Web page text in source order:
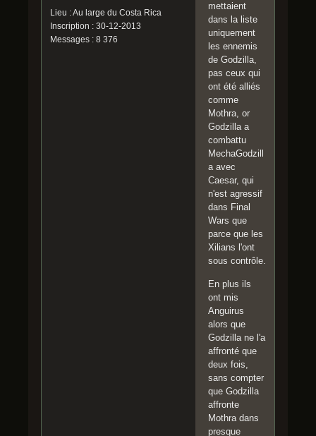
Lieu : Au large du Costa Rica
Inscription : 30-12-2013
Messages : 8 376
mettaient
dans la liste
uniquement
les ennemis
de Godzilla,
pas ceux qui
ont été alliés
comme
Mothra, or
Godzilla a
combattu
MechaGodzill
a avec
Caesar, qui
n'est agressif
dans Final
Wars que
parce que les
Xilians l'ont
sous contrôle.
En plus ils
ont mis
Anguirus
alors que
Godzilla ne l'a
affronté que
deux fois,
sans compter
que Godzilla
affronte
Mothra dans
presque